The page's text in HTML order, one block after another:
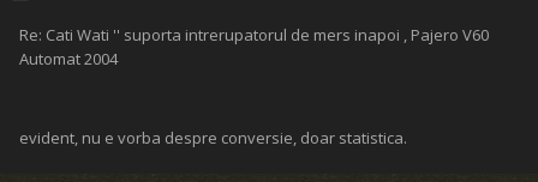
Re: Cati Wati '' suporta intrerupatorul de mers inapoi , Pajero V60
Automat 2004
evident, nu e vorba despre conversie, doar statistica.